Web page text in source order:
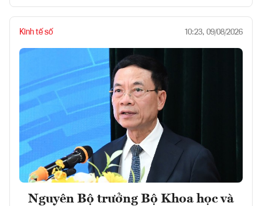
Kinh tế số 10:23, 09/08/2026
Nguyên Bộ trưởng Bộ Khoa học và